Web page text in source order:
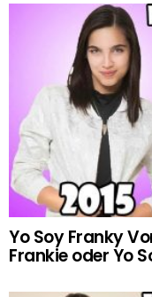
Yo Soy Franky
Frankie oder Yo